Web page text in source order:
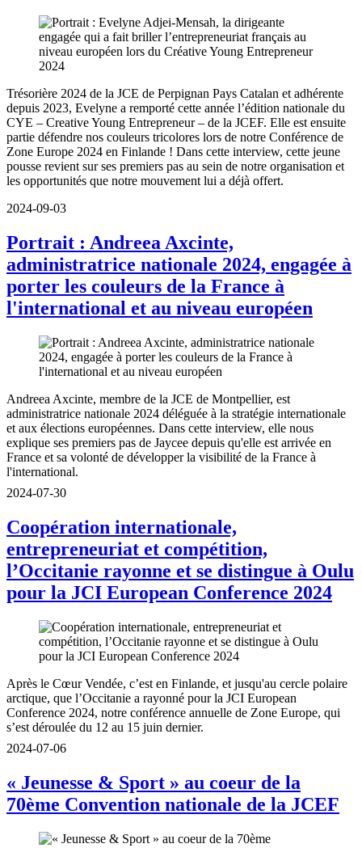
Trésorière 2024 de la JCE de Perpignan Pays Catalan et adhérente
depuis 2023, Evelyne a remporté cette année l’édition nationale du
CYE – Creative Young Entrepreneur – de la JCEF. Elle est ensuite
partie défendre nos couleurs tricolores lors de notre Conférence de
Zone Europe 2024 en Finlande ! Dans cette interview, cette jeune
pousse revient sur ses premiers pas au sein de notre organisation et
les opportunités que notre mouvement lui a déjà offert.
2024-09-03
Portrait : Andreea Axcinte,
administratrice nationale 2024, engagée à
porter les couleurs de la France à
l'international et au niveau européen
Andreea Axcinte, membre de la JCE de Montpellier, est
administratrice nationale 2024 déléguée à la stratégie internationale
et aux élections européennes. Dans cette interview, elle nous
explique ses premiers pas de Jaycee depuis qu'elle est arrivée en
France et sa volonté de développer la visibilité de la France à
l'international.
2024-07-30
Coopération internationale,
entrepreneuriat et compétition,
l’Occitanie rayonne et se distingue à Oulu
pour la JCI European Conference 2024
Après le Cœur Vendée, c’est en Finlande, et jusqu'au cercle polaire
arctique, que l’Occitanie a rayonné pour la JCI European
Conference 2024, notre conférence annuelle de Zone Europe, qui
s’est déroulée du 12 au 15 juin dernier.
2024-07-06
« Jeunesse & Sport » au coeur de la
70ème Convention nationale de la JCEF